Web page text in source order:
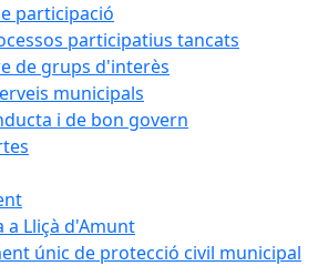
participació
participatius tancats
de grups d'interès
municipals
i de bon govern
a Lliçà d'Amunt
únic de protecció civil municipal